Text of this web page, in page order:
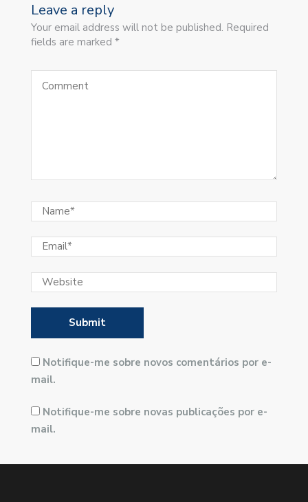
Leave a reply
Your email address will not be published. Required
fields are marked *
Notifique-me sobre novos comentários por e-
mail.
Notifique-me sobre novas publicações por e-
mail.